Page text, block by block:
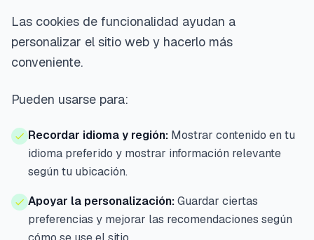
Las cookies de funcionalidad ayudan a
personalizar el sitio web y hacerlo más
conveniente.
Pueden usarse para:
Recordar idioma y región: Mostrar contenido en tu
idioma preferido y mostrar información relevante
según tu ubicación.
Apoyar la personalización:Guardar ciertas
preferencias y mejorar las recomendaciones según